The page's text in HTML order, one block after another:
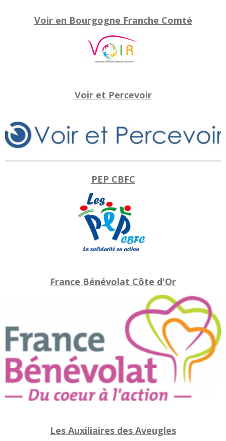
Voir en Bourgogne Franche Comté
Voir et Percevoir
PEP CBFC
France Bénévolat Côte d'Or
Les Auxiliaires des Aveugles